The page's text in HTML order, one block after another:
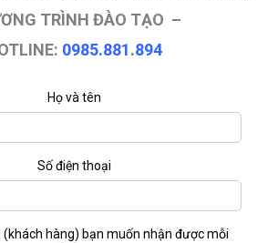
TRÌNH ĐÀO TẠO –
0985.881.894
Họ và tên
(khách hàng) bạn muốn nhận được mỗi
Số điện thoại